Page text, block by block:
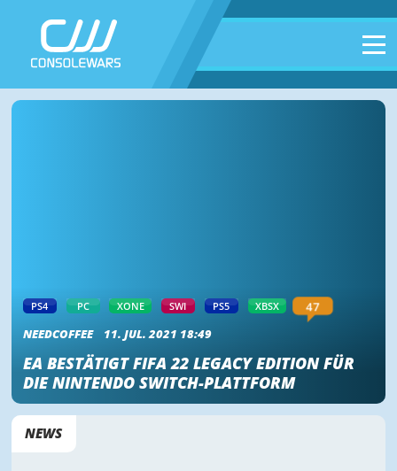
PS4 PC XONE SWI PS5 XBSX
47
NEEDCOFFEE
11. JUL. 2021 18:49
EA BESTÄTIGT FIFA 22 LEGACY EDITION FÜR
DIE NINTENDO SWITCH-PLATTFORM
NEWS